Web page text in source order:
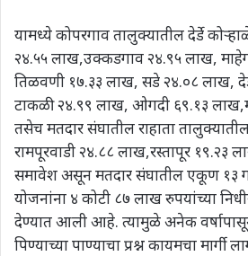
यामध्ये कोपरगाव तालुक्यातील देर्डे
२४.५५ लाख,उक्कडगाव २४.९५ लाख,
तिळवणी १७.३३ लाख, सडे २४.०८ लाख,
टाकळी २४.९९ लाख, ओगदी ६९.१३
तसेच मतदार संघातील राहाता
रामपूरवाडी २४.८८ लाख,रस्तापूर १९.२३
समावेश असून मतदार संघातील एकूण १३
योजनांना ४ कोटी ८७ लाख रुपयांच्या
देण्यात आली आहे. त्यामुळे अनेक
पिण्याच्या पाण्याचा प्रश्न कायमचा मार्गी